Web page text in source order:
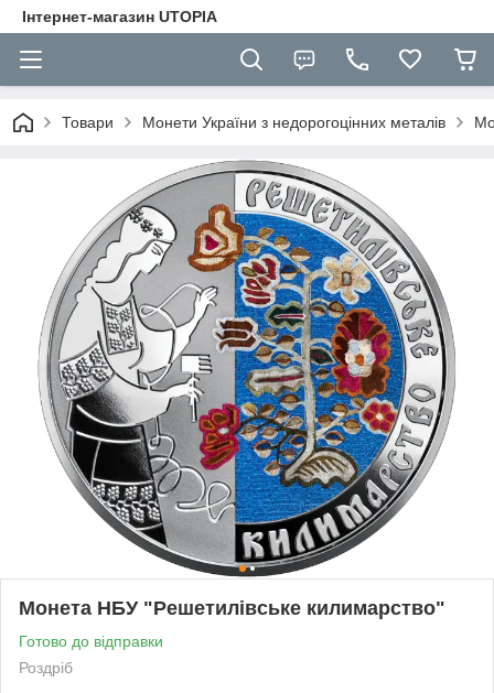
Інтернет-магазин UTOPIA
Товари Монети України з недорогоцінних металів
Монета НБУ "Решетилівське килимарство"
Готово до відправки
Роздріб